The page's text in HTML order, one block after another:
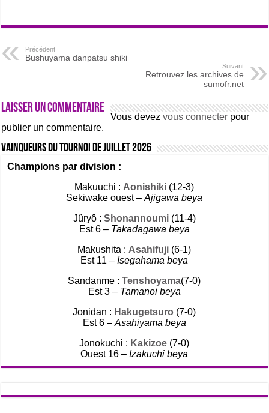
Précédent
Bushuyama danpatsu shiki
Suivant
Retrouvez les archives de
sumofr.net
Laisser un commentaire
Vous devezvous connecter pour
publier un commentaire.
Vainqueurs du tournoi de Juillet 2026
Champions par division :
Makuuchi : Aonishiki (12-3)
Sekiwake ouest –Ajigawa beya
Jûryô : Shonannoumi (11-4)
Est 6 – Takadagawa beya
Makushita : Asahifuji (6-1)
Est 11 –Isegahama beya
Sandanme :Tenshoyama(7-0)
Est 3 – Tamanoi beya
Jonidan : Hakugetsuro (7-0)
Est 6 – Asahiyama beya
Jonokuchi : Kakizoe (7-0)
Ouest 16 –Izakuchi beya